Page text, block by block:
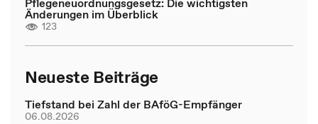
Änderungen im Überblick
123
Neueste Beiträge
Tiefstand bei Zahl der BAföG-Empfänger
06.08.2026